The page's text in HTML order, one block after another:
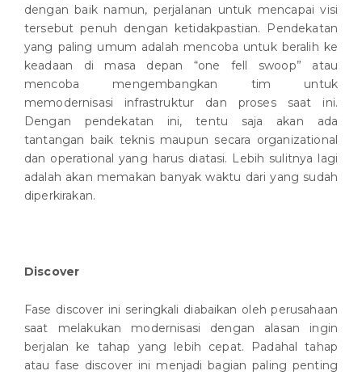
dengan baik namun, perjalanan untuk mencapai visi
tersebut penuh dengan ketidakpastian. Pendekatan
yang paling umum adalah mencoba untuk beralih ke
keadaan di masa depan “one fell swoop” atau
mencoba mengembangkan tim untuk
memodernisasi infrastruktur dan proses saat ini.
Dengan pendekatan ini, tentu saja akan ada
tantangan baik teknis maupun secara organizational
dan operational yang harus diatasi. Lebih sulitnya lagi
adalah akan memakan banyak waktu dari yang sudah
diperkirakan.
Discover
Fase discover ini seringkali diabaikan oleh perusahaan
saat melakukan modernisasi dengan alasan ingin
berjalan ke tahap yang lebih cepat. Padahal tahap
atau fase discover ini menjadi bagian paling penting